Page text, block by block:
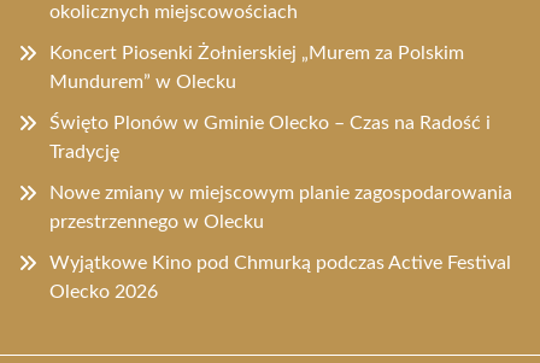
okolicznych miejscowościach
Koncert Piosenki Żołnierskiej „Murem za Polskim
Mundurem” w Olecku
Święto Plonów w Gminie Olecko – Czas na Radość i
Tradycję
Nowe zmiany w miejscowym planie zagospodarowania
przestrzennego w Olecku
Wyjątkowe Kino pod Chmurką podczas Active Festival
Olecko 2026